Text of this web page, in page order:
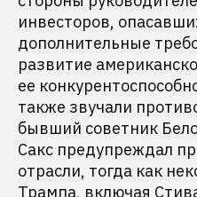
инвесторов,
дополнительные
развитие
ее
также звучали
бывший советник
Сакс предупреждал
отрасли, тогда как
Трампа, включая